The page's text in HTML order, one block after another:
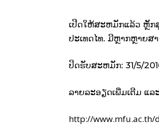
ເປີດໃຫ້ສະຫມັກແລ້ວ ຫຼັກ
ປະເທດໄທ. ມີຫຼາກຫຼາຍສ
ປິດຮັບສະຫມັກ: 31/5/
ລາຍລະອຽດເພີ່ມເຕີມ ແ
http://